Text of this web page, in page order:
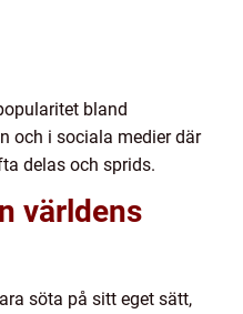
bland
och i sociala medier där
delas och sprids.
världens
söta på sitt eget sätt,